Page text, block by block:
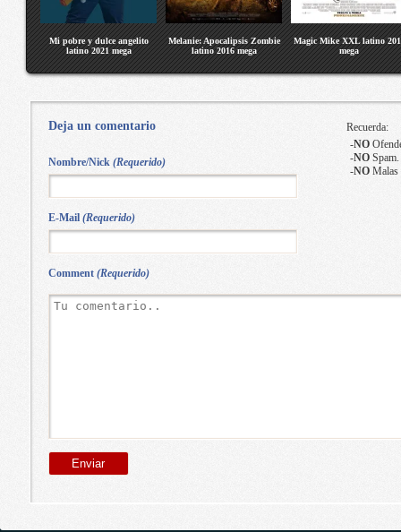
Mi pobre y dulce angelito
latino 2021 mega
Melanie: Apocalipsis Zombie
latino 2016 mega
Magic Mike XXL latino
mega
Deja un comentario
Comment (Requerido)
Recuerda:
-NO
-NOSpam.
-NOMalas
Nombre/Nick (Requerido)
E-Mail (Requerido)